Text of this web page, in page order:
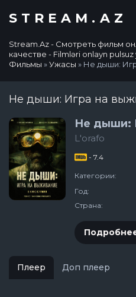
STREAM.AZ
Stream.Az - Смотреть фильм
качестве - Filmləri onlayn pulsuz
Фильмы »Ужасы » Не дыши:
Не дыши: Игра на
Не дыши:
L'orafo
- 7.4
Категории:
Год:
Страна:
Плеер Доп плеер